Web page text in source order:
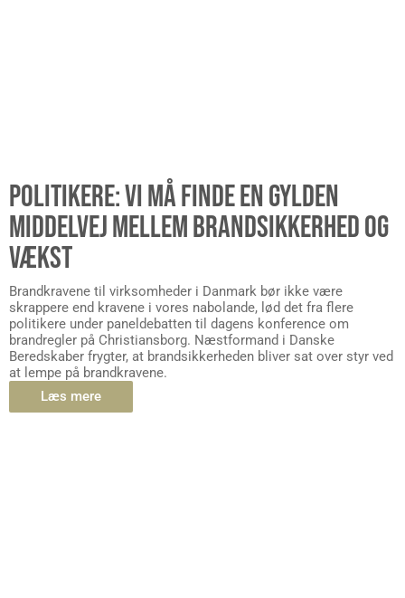
POLITIKERE: VI MÅ FINDE EN GYLDEN
MIDDELVEJ MELLEM BRANDSIKKERHED OG
VÆKST
Brandkravene til virksomheder i Danmark bør ikke være
skrappere end kravene i vores nabolande, lød det fra flere
politikere under paneldebatten til dagens konference om
brandregler på Christiansborg. Næstformand i Danske
Beredskaber frygter, at brandsikkerheden bliver sat over styr ved
at lempe på brandkravene.
Læs mere